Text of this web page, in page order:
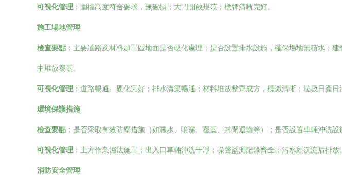
可視化管理 ：圍擋高度符合要求，無破損；大門開啟規范；標牌清晰完好。
施工場地管理
檢查要點 ：主要道路及材料加工區地面是否硬化處理；是否設置排水設施，確保場地無積水；
中堆放覆蓋。
可視化管理 ：道路暢通、硬化完好；排水溝渠暢通；材料堆放整齊成方，標識清晰；垃圾日產日
環境保護措施
檢查要點 ：是否采取有效防塵措施（如灑水、噴霧、覆蓋、封閉運輸等）；是否設置車輛沖洗
可視化管理 ：土方作業濕法施工；出入口車輛沖洗干凈；噪聲監測記錄齊全；污水經沉淀后排放。
消防安全管理